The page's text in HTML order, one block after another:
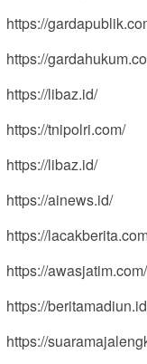
https://
https://
https://libaz.id/
https://tnipolri.com/
https://libaz.id/
https://ainews.id/
https://
https://awasjatim.com/
https://
https://